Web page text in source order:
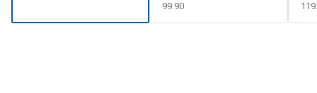
CHF
99.90 CHF